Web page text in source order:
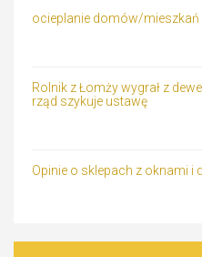
ocieplanie domów/mieszkań
Rolnik z Łomży wygrał z
rząd szykuje ustawę
Opinie o sklepach z oknami i